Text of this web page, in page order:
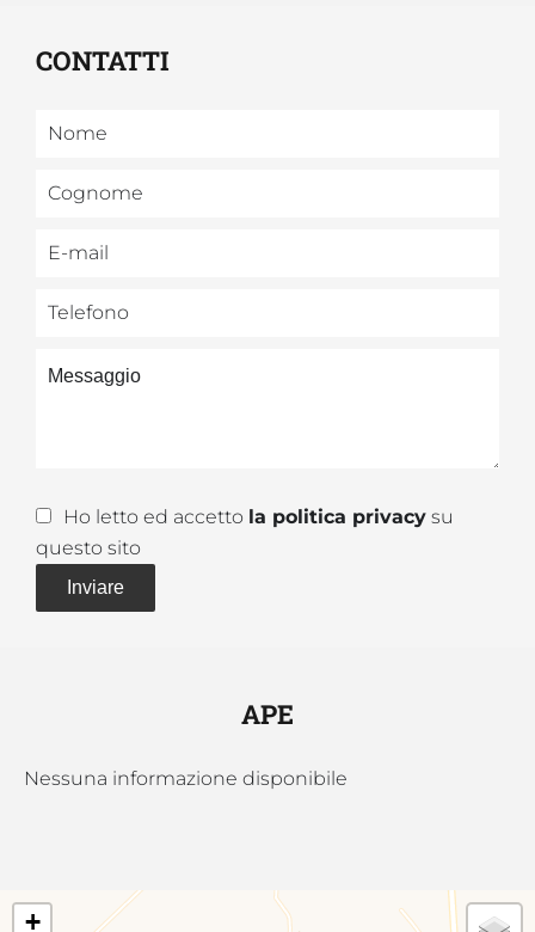
CONTATTI
Ho letto ed accetto la politica privacy su
questo sito
Inviare
APE
Nessuna informazione disponibile
+